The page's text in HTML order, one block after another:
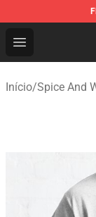
Open menu
Spice And
Início/Spice And